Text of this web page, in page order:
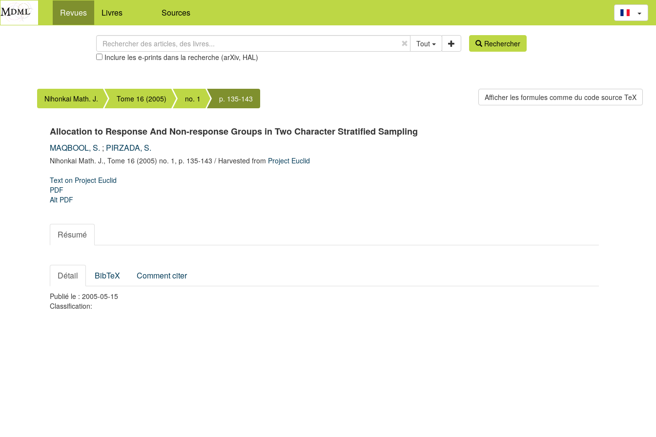
Revues Livres Sources
Tout
Inclure les e-prints dans la recherche (arXiv, HAL)
Rechercher
Nihonkai Math. J. Tome 16 (2005) no. 1 p. 135-143
Allocation to Response And Non-response Groups in Two Character Stratified Sampling
MAQBOOL, S. ; PIRZADA, S.
Nihonkai Math. J., Tome 16 (2005) no. 1, p. 135-143 / Harvested from Project Euclid
Text on Project Euclid
PDF
Alt PDF
Résumé
Détail BibTeX Comment citer
Publié le : 2005-05-15
Classification: